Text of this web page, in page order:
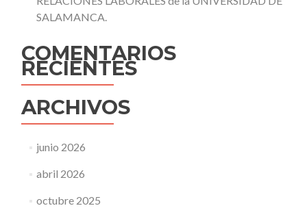
SALAMANCA.
COMENTARIOS
RECIENTES
ARCHIVOS
junio 2026
abril 2026
octubre 2025